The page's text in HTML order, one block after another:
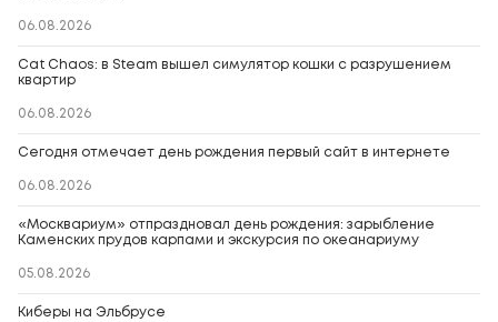
06.08.2026
Cat Chaos: в Steam вышел симулятор кошки с разрушением
квартир
06.08.2026
Сегодня отмечает день рождения первый сайт в интернете
06.08.2026
«Москвариум» отпраздновал день рождения: зарыбление
Каменских прудов карпами и экскурсия по океанариуму
05.08.2026
Киберы на Эльбрусе